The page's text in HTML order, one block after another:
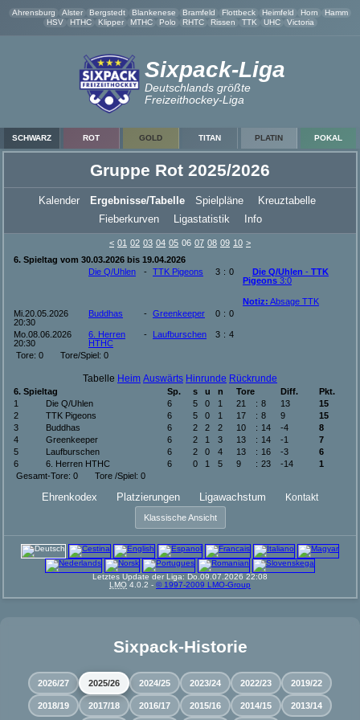
Ahrensburg Alster Bergstedt Blankenese Bramfeld Flottbeck Heimfeld Horn
Hamm
HSV
HTHC Klipper MTHC Polo RHTC Rissen TTK UHC Victoria
Sixpack-Liga
Deutschlands größte
Freizeithockey-Liga
SCHWARZ ROT GOLD TITAN PLATIN POKAL
Gruppe Rot 2025/2026
Kalender Ergebnisse/Tabelle Spielpläne
Kreuztabelle
Fieberkurven
Ligastatistik Info
< 01 02 03 04 05 06 07 08 09 10 >
6. Spieltag vom 30.03.2026 bis 19.04.2026
Die Q/Uhlen
- TTK Pigeons 3 : 0 Die Q/Uhlen - TTK
Pigeons 3:0
Notiz: Absage TTK
Mi.20.05.2026
20:30
Buddhas - Greenkeeper 0 : 0
Mo.08.06.2026
20:30
6. Herren
HTHC
- Laufburschen 3 : 4
Tore: 0 Tore/Spiel: 0
Tabelle Heim Auswärts Hinrunde Rückrunde
6. Spieltag Sp. s u n Tore Diff.
Pkt.
1
Die Q/Uhlen 6 5 0 1 21 : 8 13
15
2
TTK Pigeons 6 5 0 1 17 : 8 9
15
3
Buddhas 6 2 2 2 10 : 14 -4
8
4
Greenkeeper 6 2 1 3 13 : 14 -1
7
5
Laufburschen 6 2 0 4 13 : 16 -3
6
6
6. Herren HTHC 6 0 1 5 9 : 23 -14
1
Gesamt-Tore: 0 Tore /Spiel: 0
Ehrenkodex Platzierungen Ligawachstum Kontakt
Klassische Ansicht
Letztes Update der Liga: Do.09.07.2026 22:08
LMO 4.0.2 - © 1997-2009 LMO-Group
Sixpack-Historie
2026/27 2025/26 2024/25 2023/24 2022/23 2019/22
2018/19 2017/18 2016/17 2015/16 2014/15 2013/14